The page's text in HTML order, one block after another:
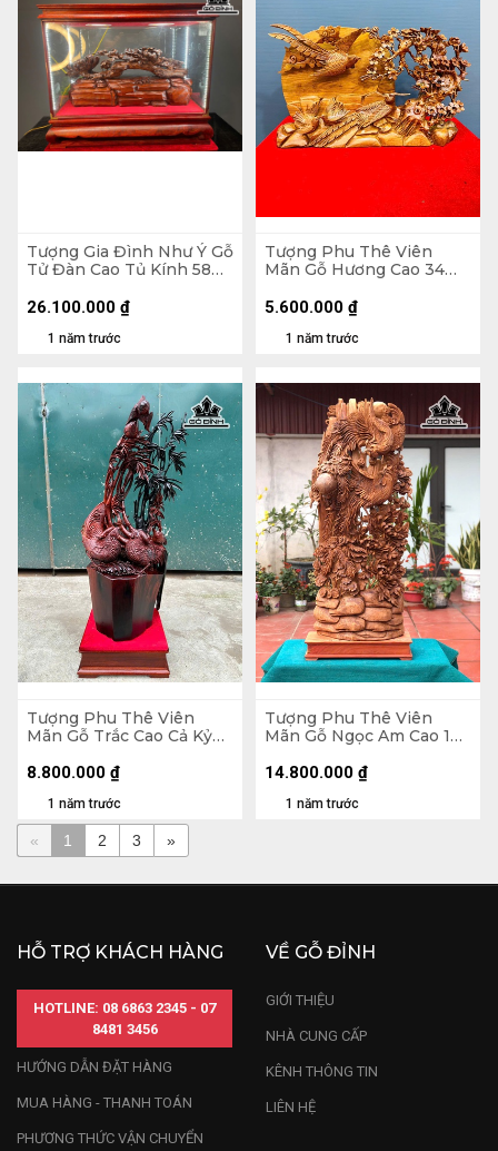
Tượng Gia Đình Như Ý Gỗ
Tử Đàn Cao Tủ Kính 58
1 năm trước
26.100.000 ₫
Tượng Phu Thê Viên
Mãn Gỗ Hương Cao 34
1 năm trước
5.600.000 ₫
Tượng Phu Thê Viên
Mãn Gỗ Trắc Cao Cả Kỷ
- Kỷ Cao 10
1 năm trước
8.800.000 ₫
Tượng Phu Thê Viên
Mãn Gỗ Ngọc Am Cao 128
1 năm trước
14.800.000 ₫
« 1 2 3 »
HỖ TRỢ KHÁCH HÀNG
HOTLINE: 08 6863 2345 - 07
8481 3456
HƯỚNG DẪN ĐẶT HÀNG
MUA HÀNG - THANH TOÁN
PHƯƠNG THỨC VẬN CHUYỂN
VỀ GỖ ĐỈNH
GIỚI THIỆU
NHÀ CUNG CẤP
KÊNH THÔNG TIN
LIÊN HỆ